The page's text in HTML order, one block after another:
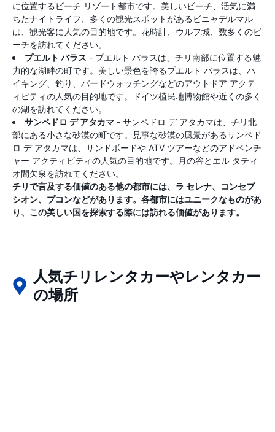
に位置するビーチ リゾート都市です。美しいビーチ、活気に満
ちたナイトライフ、多くの観光スポットがあるビニャデルマル
は、観光客に人気の目的地です。花時計、ウルフ城、数多くのビ
ーチを訪れてください。
プエルト バラス - プエルト バラスは、チリ南部に位置する魅
力的な湖畔の町です。美しい景色を誇るプエルト バラスは、ハ
イキング、釣り、バードウォッチングなどのアウトドア アクテ
ィビティの人気の目的地です。ドイツ植民地博物館や近くの多く
の湖を訪れてください。
サンペドロ デ アタカマ - サンペドロ デ アタカマは、チリ北
部にある小さな砂漠の町です。見事な砂漠の風景があるサンペド
ロ デ アタカマは、サンドボードや ATV ツアーなどのアドベンチ
ャー アクティビティの人気の目的地です。月の谷とエル タティ
オ間欠泉を訪れてください。
チリで言及する価値のある他の都市には、ラ セレナ、コンセプ
シオン、プコンなどがあります。各都市にはユニークなものがあ
り、この美しい国を探索する際には訪れる価値があります。
人気チリレンタカーやレンタカー
の場所